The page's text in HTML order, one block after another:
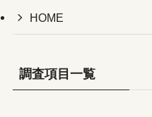
HOME
調査項目一覧